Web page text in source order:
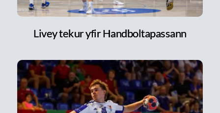
Livey tekur yfir Handboltapassann